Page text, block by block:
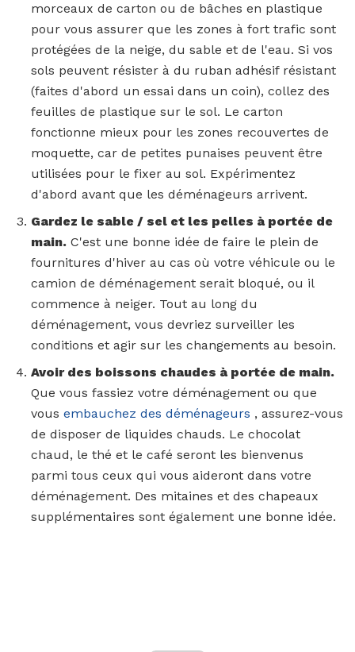
morceaux de carton ou de bâches en plastique
pour vous assurer que les zones à fort trafic sont
protégées de la neige, du sable et de l'eau. Si vos
sols peuvent résister à du ruban adhésif résistant
(faites d'abord un essai dans un coin), collez des
feuilles de plastique sur le sol. Le carton
fonctionne mieux pour les zones recouvertes de
moquette, car de petites punaises peuvent être
utilisées pour le fixer au sol. Expérimentez
d'abord avant que les déménageurs arrivent.
Gardez le sable / sel et les pelles à portée de
main. C'est une bonne idée de faire le plein de
fournitures d'hiver au cas où votre véhicule ou le
camion de déménagement serait bloqué, ou il
commence à neiger. Tout au long du
déménagement, vous devriez surveiller les
conditions et agir sur les changements au besoin.
Avoir des boissons chaudes à portée de main.
Que vous fassiez votre déménagement ou que
vous embauchez des déménageurs , assurez-vous
de disposer de liquides chauds. Le chocolat
chaud, le thé et le café seront les bienvenus
parmi tous ceux qui vous aideront dans votre
déménagement. Des mitaines et des chapeaux
supplémentaires sont également une bonne idée.